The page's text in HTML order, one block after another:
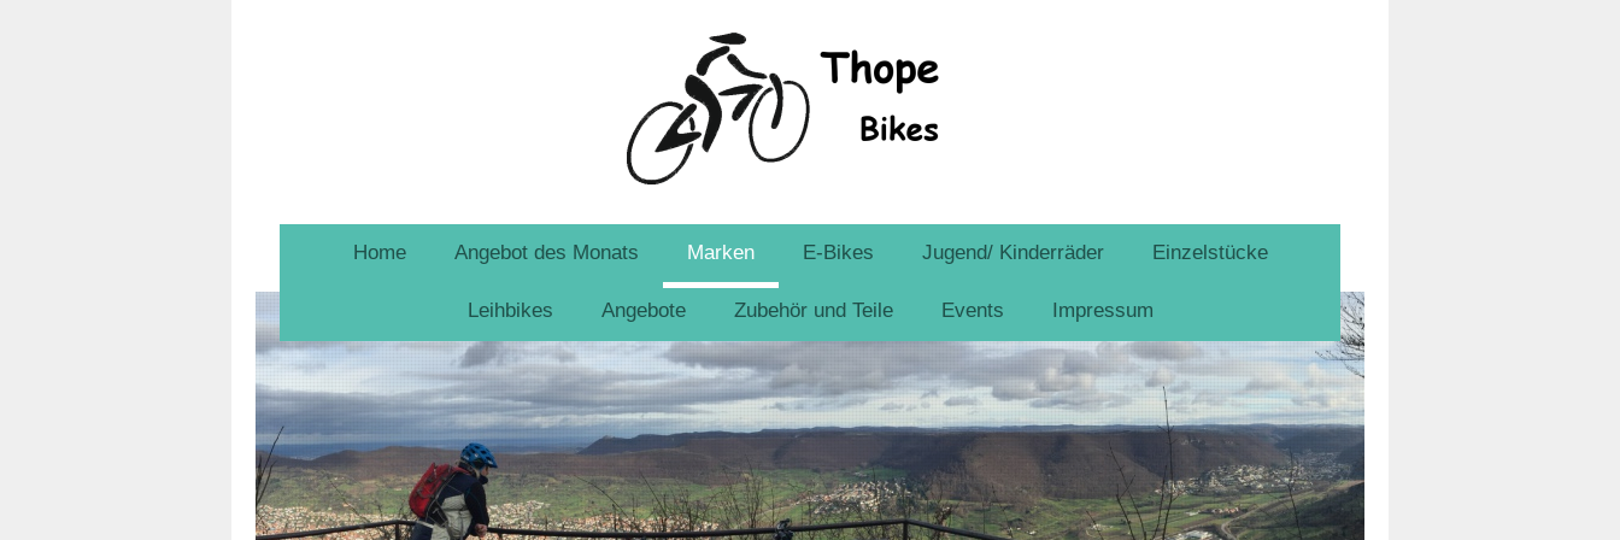
Home Angebot des Monats Marken E-Bikes Jugend/ Kinderräder Einzelstücke
Leihbikes Angebote Zubehör und Teile Events Impressum